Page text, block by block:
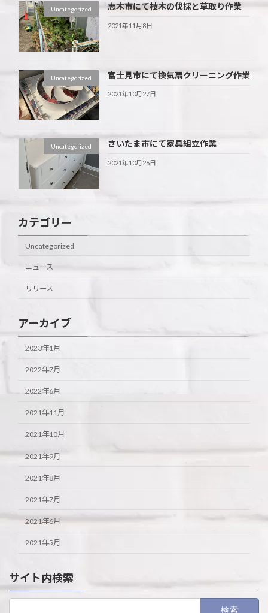
Uncategorized 志木市にて枝木の伐採と草取り作業
2021年11月8日
Uncategorized 富士見市にて換気扇クリーニング作業
2021年10月27日
Uncategorized さいたま市にて家具組立作業
2021年10月26日
カテゴリー
Uncategorized
ニュース
リリース
アーカイブ
2023年1月
2022年7月
2022年6月
2021年11月
2021年10月
2021年9月
2021年8月
2021年7月
2021年6月
2021年5月
サイト内検索